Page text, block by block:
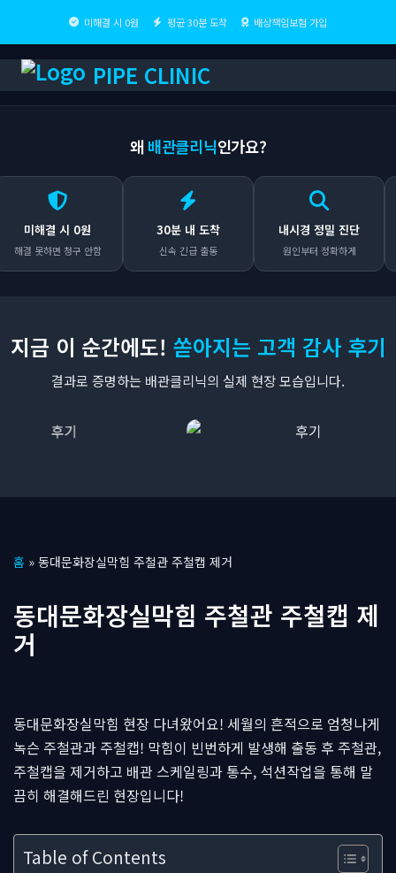
미해결 시 0원 평균 30분 도착 배상책임보험 가입
PIPE CLINIC
왜 배관클리닉인가요?
결 시 0원
하면 청구 안함
30분 내 도착
신속 긴급 출동
내시경 정밀 진단
원인부터 정확하게
지금 이 순간에도! 쏟아지는 고객 감사 후기
결과로 증명하는 배관클리닉의 실제 현장 모습입니다.
텐
로
건
기
홈 » 동대문화장실막힘 주철관 주철캡 제거
동대문화장실막힘 주철관 주철캡 제
거
동대문화장실막힘 현장 다녀왔어요! 세월의 흔적으로 엄청나게
녹슨 주철관과 주철캡! 막힘이 빈번하게 발생해 출동 후 주철관,
주철캡을 제거하고 배관 스케일링과 통수, 석션작업을 통해 말
끔히 해결해드린 현장입니다!
Table of Contents